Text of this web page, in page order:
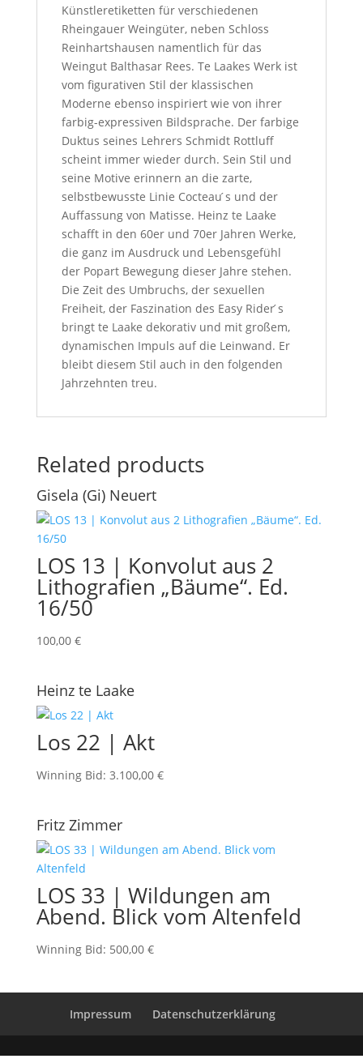
Künstleretiketten für verschiedenen
Rheingauer Weingüter, neben Schloss
Reinhartshausen namentlich für das
Weingut Balthasar Rees. Te Laakes Werk ist
vom figurativen Stil der klassischen
Moderne ebenso inspiriert wie von ihrer
farbig-expressiven Bildsprache. Der farbige
Duktus seines Lehrers Schmidt Rottluff
scheint immer wieder durch. Sein Stil und
seine Motive erinnern an die zarte,
selbstbewusste Linie Cocteau ́s und der
Auffassung von Matisse. Heinz te Laake
schafft in den 60er und 70er Jahren Werke,
die ganz im Ausdruck und Lebensgefühl
der Popart Bewegung dieser Jahre stehen.
Die Zeit des Umbruchs, der sexuellen
Freiheit, der Faszination des Easy Rider ́s
bringt te Laake dekorativ und mit großem,
dynamischen Impuls auf die Leinwand. Er
bleibt diesem Stil auch in den folgenden
Jahrzehnten treu.
Related products
Gisela (Gi) Neuert
LOS 13 | Konvolut aus 2
Lithografien „Bäume“. Ed.
16/50
100,00 €
Heinz te Laake
Los 22 | Akt
Winning Bid: 3.100,00 €
Fritz Zimmer
LOS 33 | Wildungen am
Abend. Blick vom Altenfeld
Winning Bid: 500,00 €
Impressum Datenschutzerklärung